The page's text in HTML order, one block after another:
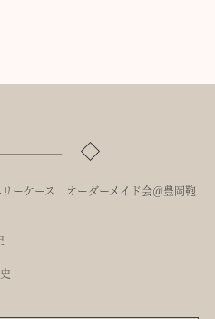
リーケース オーダーメイド会＠豊岡鞄